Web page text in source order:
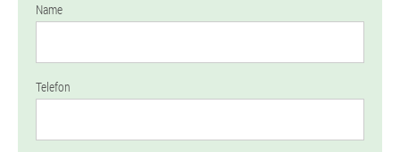
Name
Telefon